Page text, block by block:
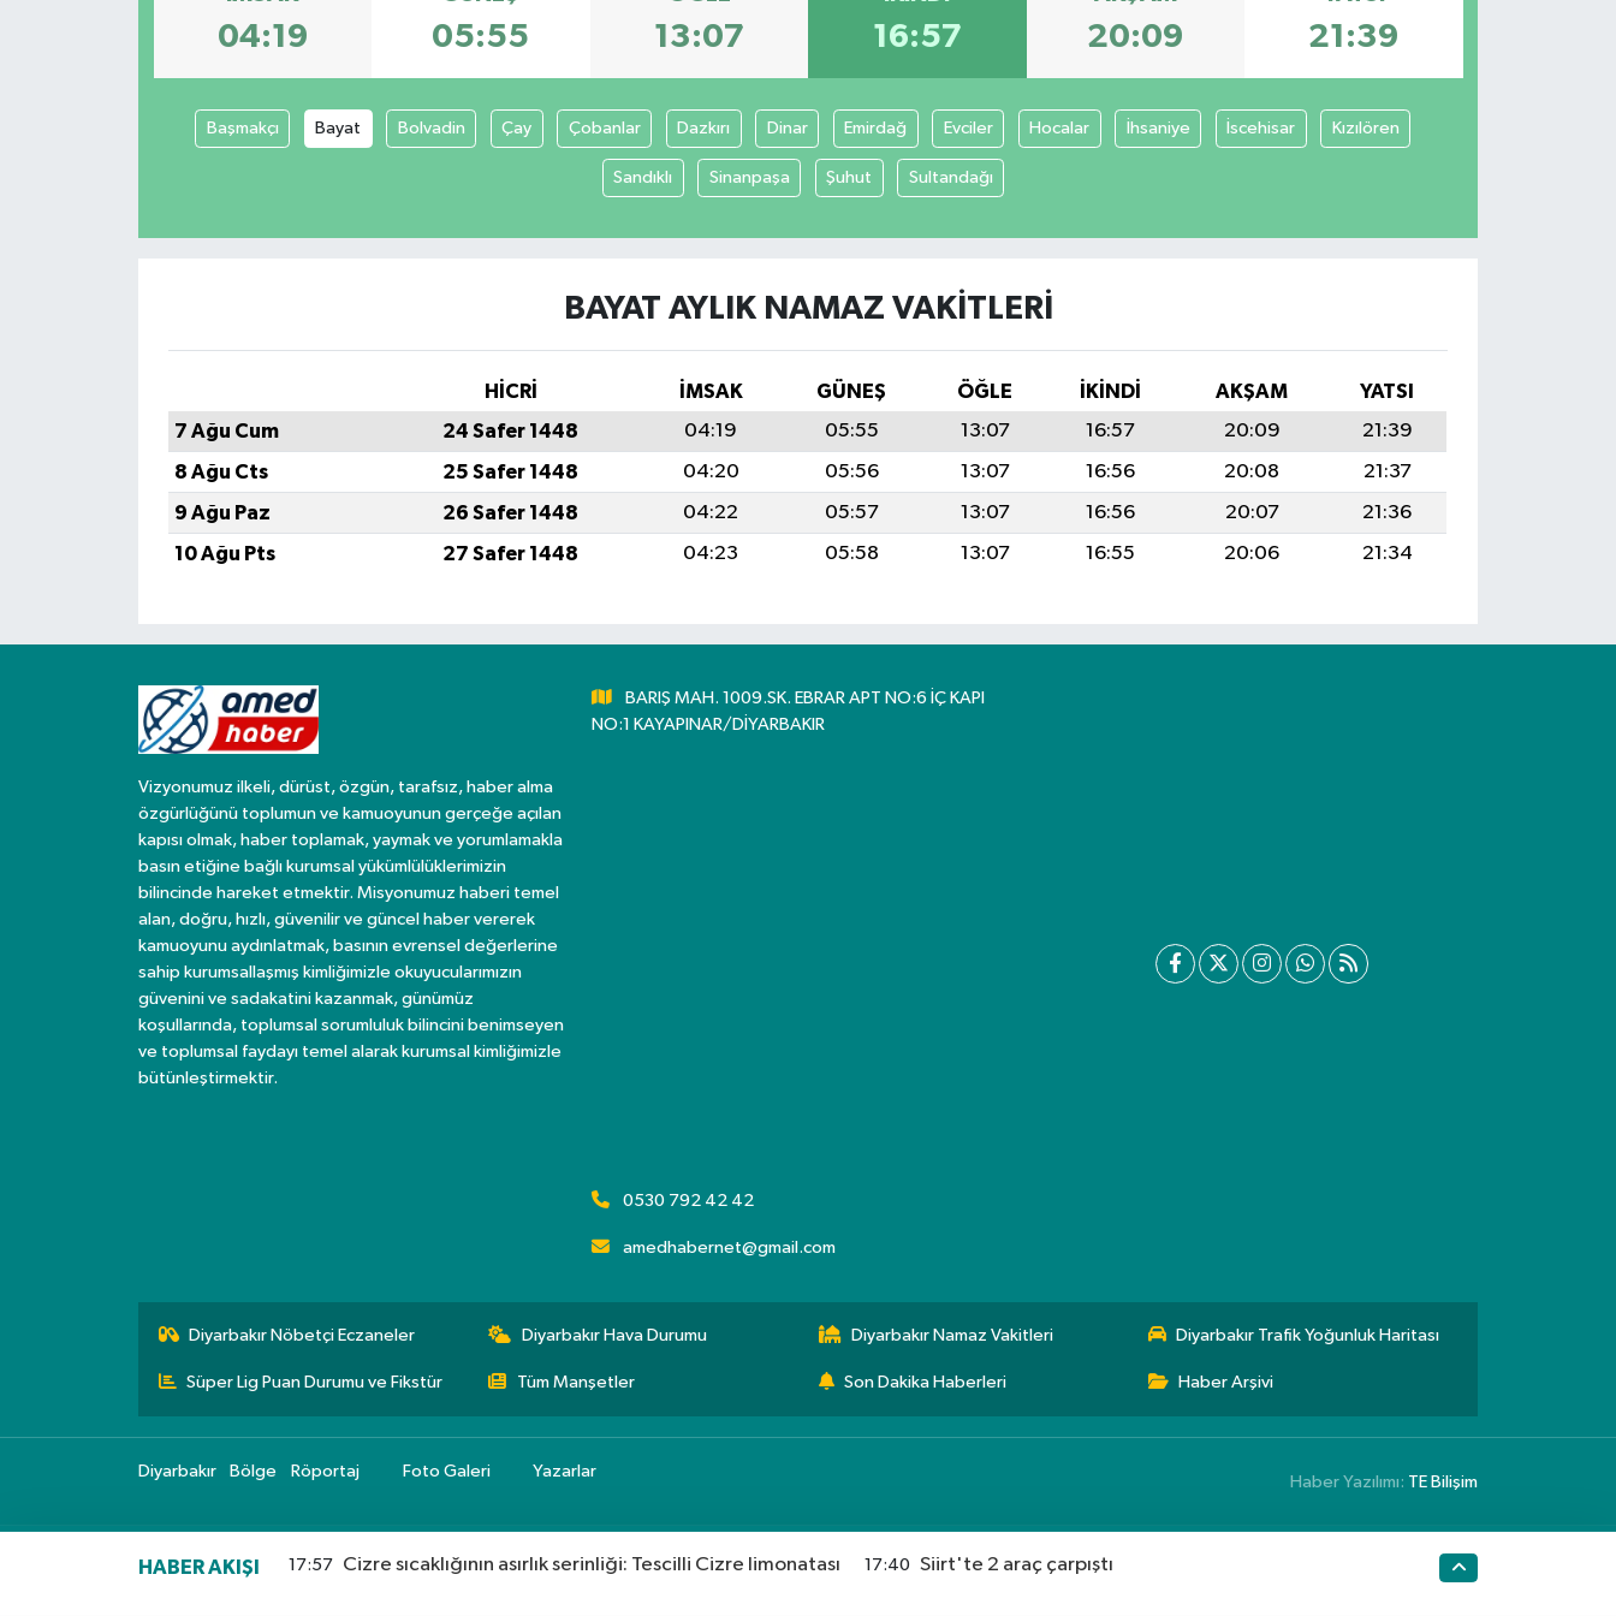
04:19 05:55 13:07 16:57 20:09 21:39
Başmakçı Bayat Bolvadin Çay Çobanlar Dazkırı Dinar Emirdağ Evciler Hocalar İhsaniye İscehisar Kızılören
Sandıklı Sinanpaşa Şuhut Sultandağı
BAYAT AYLIK NAMAZ VAKITLERI
HİCRİ İMSAK GÜNEŞ ÖĞLE İKINDI AKŞAM
YATSI
7 Ağu Cum
24 Safer 1448 04:19 05:55 13:07 16:57 20:09
21:39
8 Ağu Cts
25 Safer 1448 04:20 05:56 13:07 16:56 20:08
21:37
9 Ağu Paz
26 Safer 1448 04:22 05:57 13:07 16:56 20:07
21:36
10 Ağu Pts
27 Safer 1448 04:23 05:58 13:07 16:55 20:06 21:34
Vizyonumuz ilkeli, dürüst, özgün, tarafsız, haber alma
özgürlüğünü toplumun ve kamuoyunun gerçeğe açılan
kapısı olmak, haber toplamak, yaymak ve yorumlamakla
basın etiğine bağlı kurumsal yükümlülüklerimizin
bilincinde hareket etmektir. Misyonumuz haberi temel
alan, doğru, hızlı, güvenilir ve güncel haber vererek
kamuoyunu aydınlatmak, basının evrensel değerlerine
sahip kurumsallaşmış kimliğimizle okuyucularımızın
güvenini ve sadakatini kazanmak, günümüz
koşullarında, toplumsal sorumluluk bilincini benimseyen
ve toplumsal faydayı temel alarak kurumsal kimliğimizle
bütünleştirmektir.
BARIŞ MAH. 1009.SK. EBRAR APT NO:6 İÇ KAPI
NO:1 KAYAPINAR/DİYARBAKIR
0530 792 42 42
amedhabernet@gmail.com
Diyarbakır Nöbetçi Eczaneler Diyarbakır Hava Durumu Diyarbakır Namaz Vakitleri Diyarbakır Trafik Yoğunluk Haritası
Süper Lig Puan Durumu ve Fikstür Tüm Manşetler Son Dakika Haberleri Haber Arşivi
Diyarbakır Bölge Röportaj Foto Galeri Yazarlar
Haber Yazılımı: TE Bilişim
HABER AKIŞI 17:57 Cizre sıcaklığının asırlık serinliği: Tescilli Cizre limonatası 17:40 Siirt'te 2 araç çarpıştı
Sağlık & Yaşam